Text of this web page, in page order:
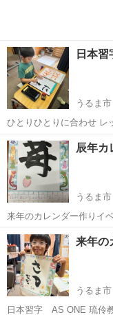
日本
うるま市
ひとりひとりに合わせ レッスンを進
繋がります 何か始めたい 学校以外に居場所がほしいなど 始めるきっ
かけはそれぞれです 是非一度お気軽にご連絡ください 看板犬と一緒に
沖縄 うるま市
辰年カ
うるま市
来年のカレンダー作りイ
っています 子どもに習い事をさせたいが 何をしようか悩んでいる親御
さん 是非カレンダー作りで 筆を持つ体験をしてほしい キレイな字は
歳を重ねるごとに 大切...
沖縄 うるま市
来年の
うるま市
日本習字 AS ONE 琉伶